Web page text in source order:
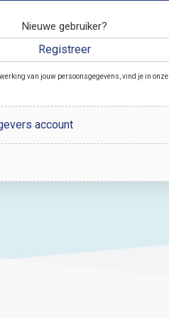
Nieuwe gebruiker?
Registreer
van jouw persoonsgegevens, vind je in onze
account